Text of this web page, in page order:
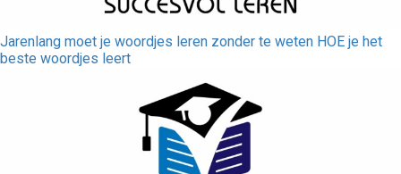
Jarenlang moet je woordjes leren zonder te weten HOE je het
beste woordjes leert